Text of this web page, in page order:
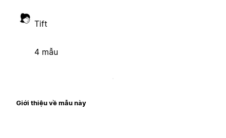
Tift
4 mẫu
Giới thiệu về mẫu này